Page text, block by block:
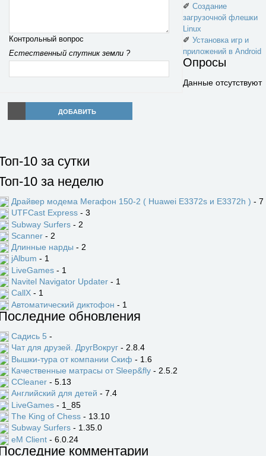
Контрольный вопрос
Естественный спутник земли ?
ДОБАВИТЬ
✐ Создание
загрузочной флешки
Linux
✐ Установка игр и
приложений в Android
Опросы
Данные отсутствуют
10 за сутки
10 за неделю
Драйвер модема Мегафон 150-2 ( Huawei E3372s и E3372h ) - 7
UTFCast Express - 3
Subway Surfers - 2
Scanner - 2
Длинные нарды - 2
jAlbum - 1
LiveGames - 1
Navitel Navigator Updater - 1
CallX - 1
Автоматический диктофон - 1
обновления
Садись 5 -
Чат для друзей. ДругВокруг - 2.8.4
Вышки-тура от компании Скиф - 1.6
Качественные матрасы от Sleep&fly - 2.5.2
CCleaner - 5.13
Английский для детей - 7.4
LiveGames - 1_85
The King of Chess - 13.10
Subway Surfers - 1.35.0
eM Client - 6.0.24
комментарии